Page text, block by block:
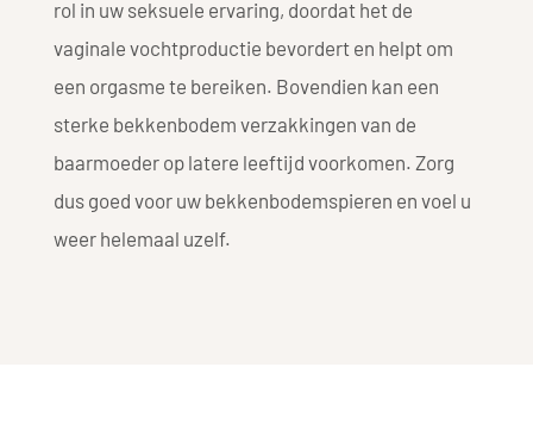
rol in uw seksuele ervaring, doordat het de
vaginale vochtproductie bevordert en helpt om
een orgasme te bereiken. Bovendien kan een
sterke bekkenbodem verzakkingen van de
baarmoeder op latere leeftijd voorkomen. Zorg
dus goed voor uw bekkenbodemspieren en voel u
weer helemaal uzelf.